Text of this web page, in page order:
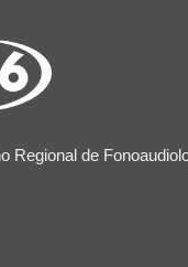
Regional de